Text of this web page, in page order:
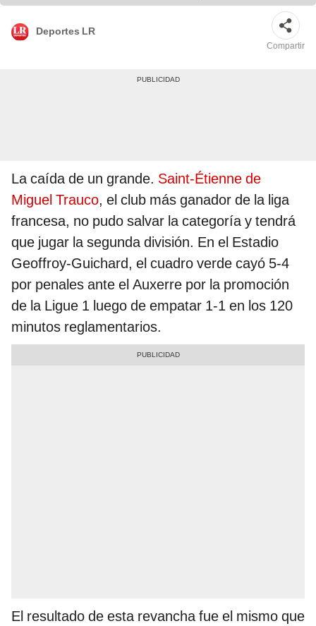
Deportes LR
Compartir
La caída de un grande. Saint-Étienne de
Miguel Trauco, el club más ganador de la liga
francesa, no pudo salvar la categoría y tendrá
que jugar la segunda división. En el Estadio
Geoffroy-Guichard, el cuadro verde cayó 5-4
por penales ante el Auxerre por la promoción
de la Ligue 1 luego de empatar 1-1 en los 120
minutos reglamentarios.
El resultado de esta revancha fue el mismo que